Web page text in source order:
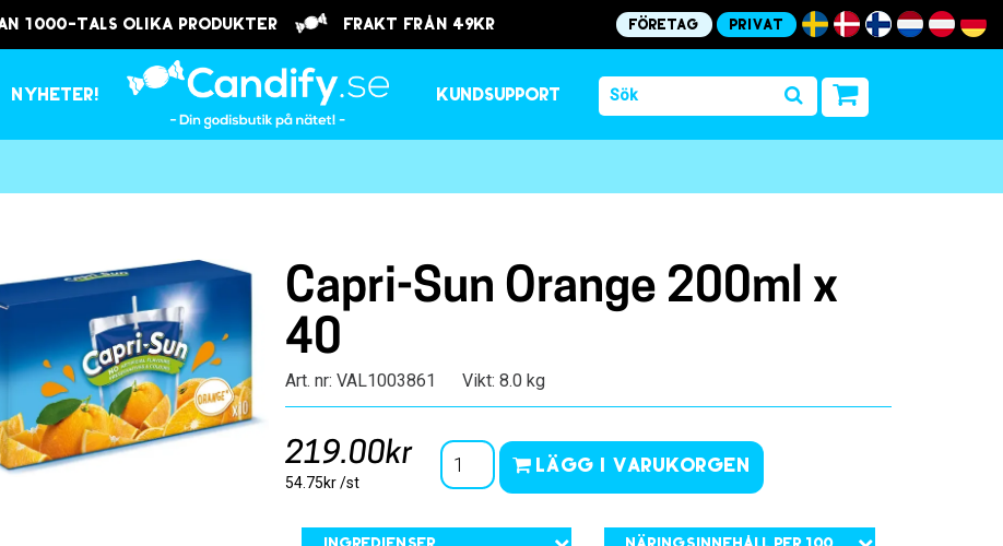
1000-tals olika produkter frakt från 49kr Företag Privat
Nyheter! Kundsupport
Capri-Sun Orange 200ml x
40
Art. nr: VAL1003861 Vikt: 8.0 kg
219.00kr
54.75kr /st
Lägg i varukorgen